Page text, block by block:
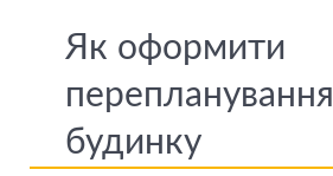
Як оформити
перепланування
будинку